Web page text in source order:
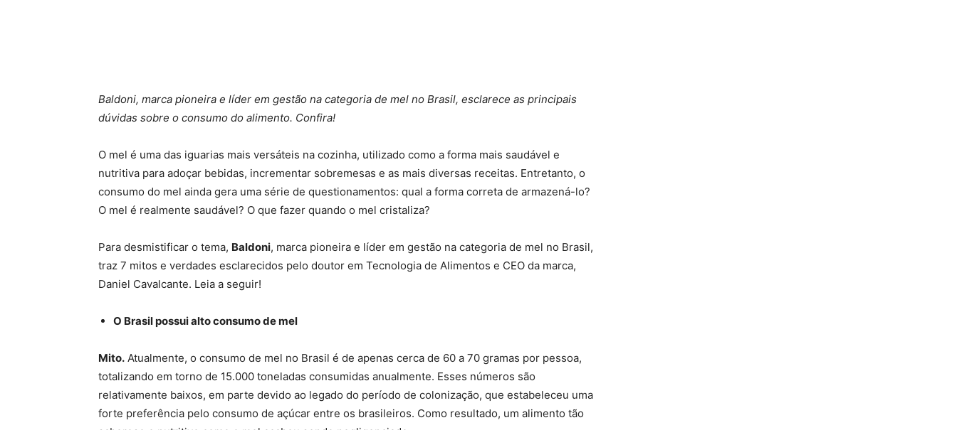
Baldoni, marca pioneira e líder em gestão na categoria de mel no Brasil, esclarece as principais
dúvidas sobre o consumo do alimento. Confira!
O mel é uma das iguarias mais versáteis na cozinha, utilizado como a forma mais saudável e
nutritiva para adoçar bebidas, incrementar sobremesas e as mais diversas receitas. Entretanto, o
consumo do mel ainda gera uma série de questionamentos: qual a forma correta de armazená-lo?
O mel é realmente saudável? O que fazer quando o mel cristaliza?
Para desmistificar o tema, Baldoni, marca pioneira e líder em gestão na categoria de mel no Brasil,
traz 7 mitos e verdades esclarecidos pelo doutor em Tecnologia de Alimentos e CEO da marca,
Daniel Cavalcante. Leia a seguir!
O Brasil possui alto consumo de mel
Mito. Atualmente, o consumo de mel no Brasil é de apenas cerca de 60 a 70 gramas por pessoa,
totalizando em torno de 15.000 toneladas consumidas anualmente. Esses números são
relativamente baixos, em parte devido ao legado do período de colonização, que estabeleceu uma
forte preferência pelo consumo de açúcar entre os brasileiros. Como resultado, um alimento tão